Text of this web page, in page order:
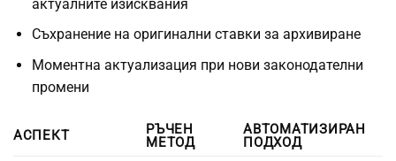
актуалните изисквания
Съхранение на оригинални ставки за архивиране
Моментна актуализация при нови законодателни
промени
АСПЕКТ
РЪЧЕН
МЕТОД
АВТОМАТИЗИРАН
ПОДХОД